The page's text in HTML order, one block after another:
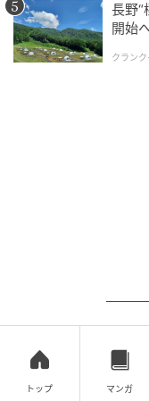
卓上には焼き方の
みんなでわいわい
長野“
開始
クラン
トップ マンガ